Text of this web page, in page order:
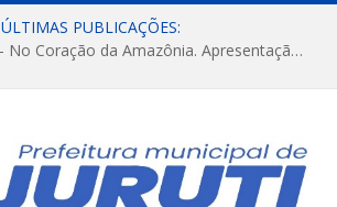
ÚLTIMAS PUBLICAÇÕES:
FESTRIBAL 2026 – No Coração da Amazônia. Apresentação da Munduruku.